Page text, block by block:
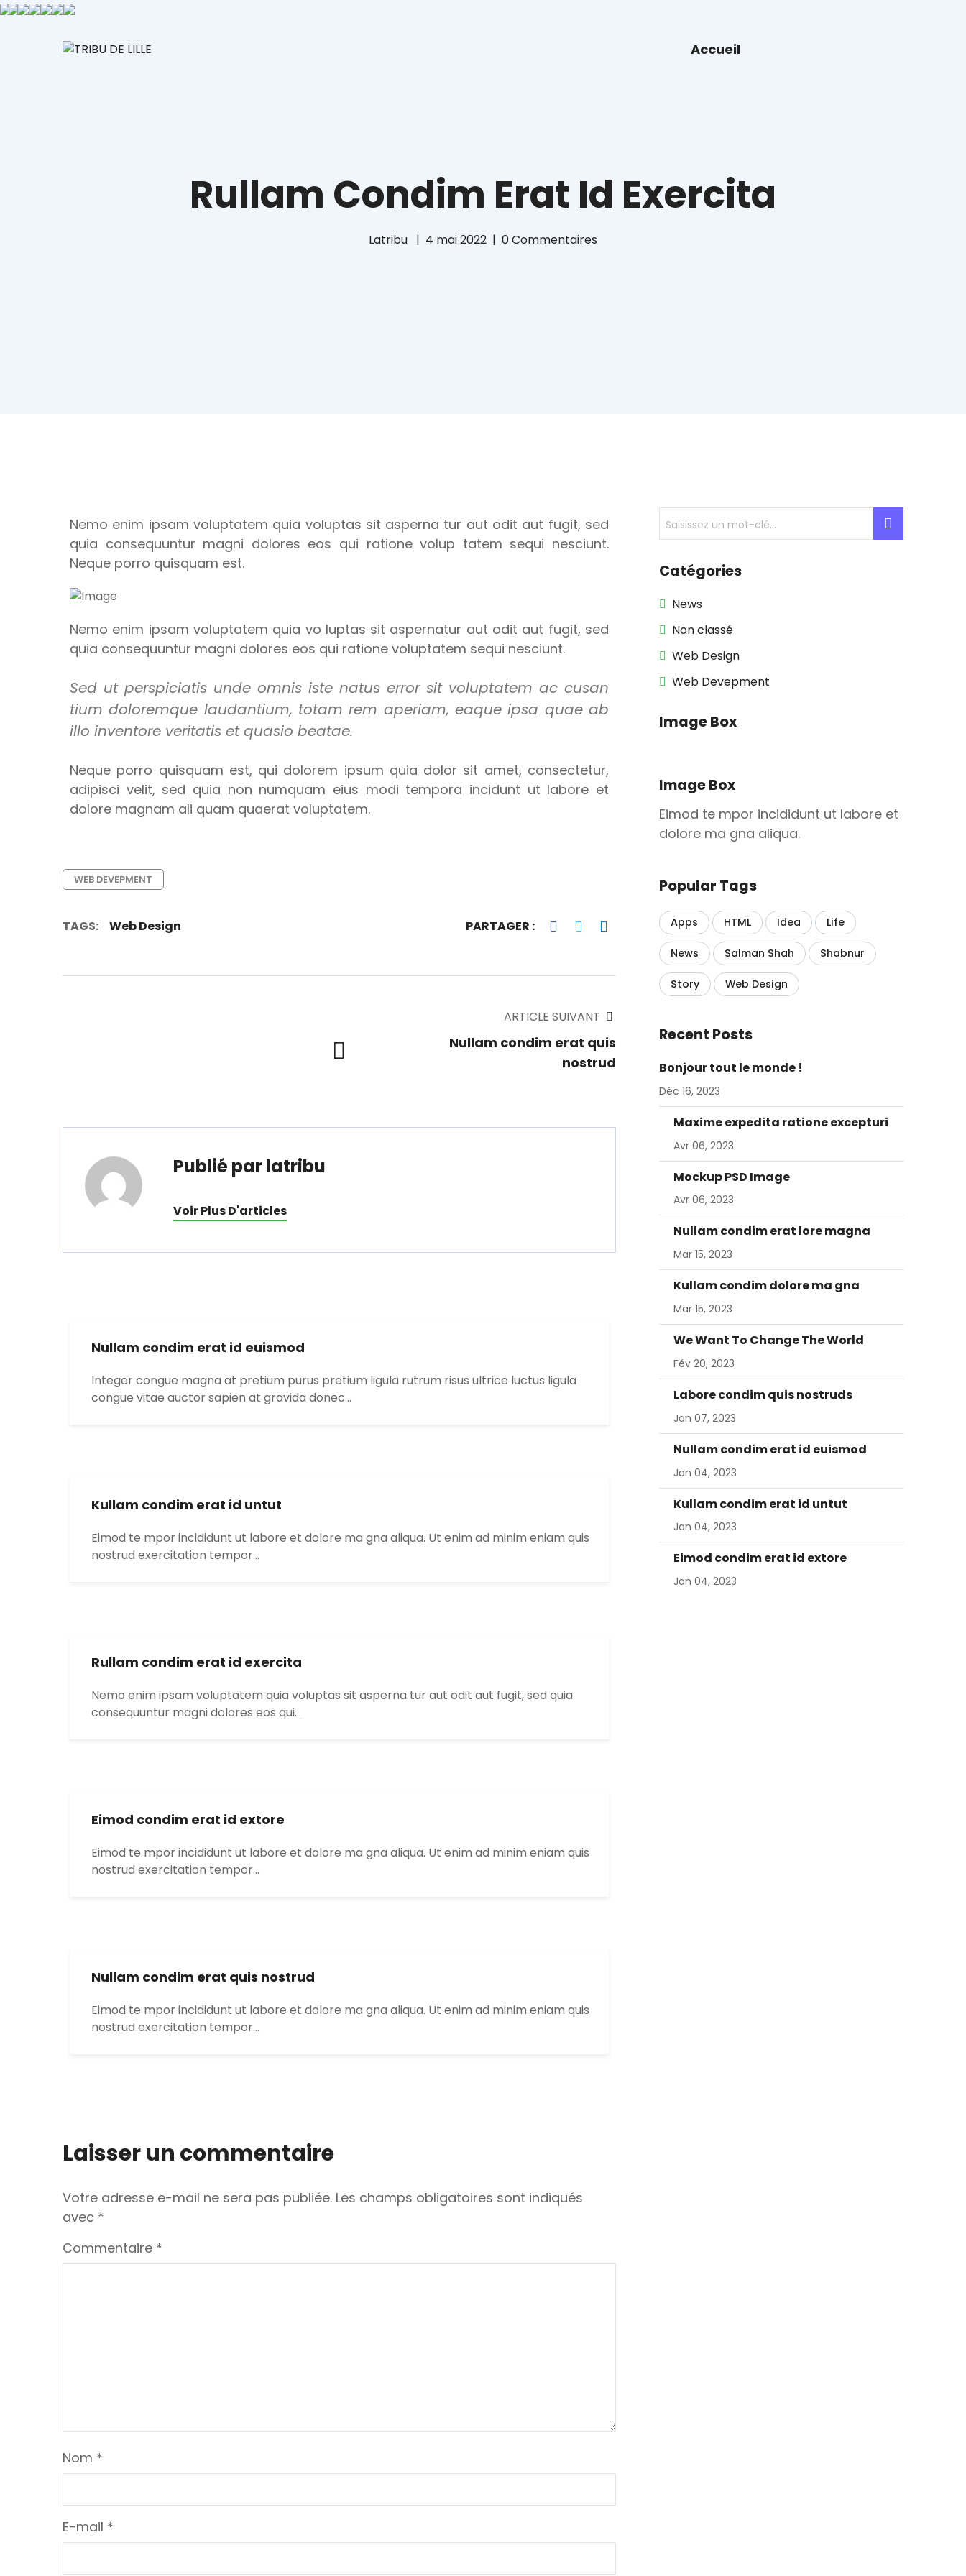
Accueil
Rullam Condim Erat Id Exercita
Latribu 4 mai 2022 0Commentaires
Nemo enim ipsam voluptatem quia voluptas sit asperna tur aut odit aut fugit, sed
quia consequuntur magni dolores eos qui ratione volup tatem sequi nesciunt.
Neque porro quisquam est.
Nemo enim ipsam voluptatem quia vo luptas sit aspernatur aut odit aut fugit, sed
quia consequuntur magni dolores eos qui ratione voluptatem sequi nesciunt.
Sed ut perspiciatis unde omnis iste natus error sit voluptatem ac cusan
tium doloremque laudantium, totam rem aperiam, eaque ipsa quae ab
illo inventore veritatis et quasio beatae.
Neque porro quisquam est, qui dolorem ipsum quia dolor sit amet, consectetur,
adipisci velit, sed quia non numquam eius modi tempora incidunt ut labore et
dolore magnam ali quam quaerat voluptatem.
WEB DEVEPMENT
TAGS: Web Design PARTAGER :
ARTICLE SUIVANT
Nullam condim erat quis
nostrud
Publié par latribu
Voir Plus D'articles
Nullam condim erat id euismod
Integer congue magna at pretium purus pretium ligula rutrum risus ultrice luctus ligula
congue vitae auctor sapien at gravida donec…
Kullam condim erat id untut
Eimod te mpor incididunt ut labore et dolore ma gna aliqua. Ut enim ad minim eniam quis
nostrud exercitation tempor…
Rullam condim erat id exercita
Nemo enim ipsam voluptatem quia voluptas sit asperna tur aut odit aut fugit, sed quia
consequuntur magni dolores eos qui…
Eimod condim erat id extore
Eimod te mpor incididunt ut labore et dolore ma gna aliqua. Ut enim ad minim eniam quis
nostrud exercitation tempor…
Nullam condim erat quis nostrud
Eimod te mpor incididunt ut labore et dolore ma gna aliqua. Ut enim ad minim eniam quis
nostrud exercitation tempor…
Laisser un commentaire
Votre adresse e-mail ne sera pas publiée. Les champs obligatoires sont indiqués
avec *
Commentaire *
Nom *
E-mail *
Catégories
News
Non classé
Web Design
Web Devepment
Image Box
Image Box
Eimod te mpor incididunt ut labore et
dolore ma gna aliqua.
Popular Tags
Apps HTML Idea Life
News Salman Shah Shabnur
Story Web Design
Recent Posts
Bonjour tout le monde !
Déc 16, 2023
Maxime expedita ratione excepturi
Avr 06, 2023
Mockup PSD Image
Avr 06, 2023
Nullam condim erat lore magna
Mar 15, 2023
Kullam condim dolore ma gna
Mar 15, 2023
We Want To Change The World
Fév 20, 2023
Labore condim quis nostruds
Jan 07, 2023
Nullam condim erat id euismod
Jan 04, 2023
Kullam condim erat id untut
Jan 04, 2023
Eimod condim erat id extore
Jan 04, 2023